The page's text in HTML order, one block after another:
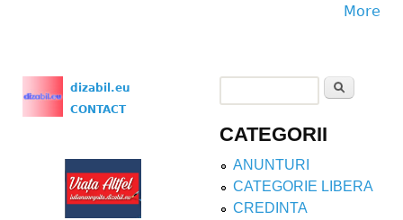
More
dizabil.eu
CONTACT
Search form
CATEGORII
ANUNTURI
CATEGORIE LIBERA
CREDINTA